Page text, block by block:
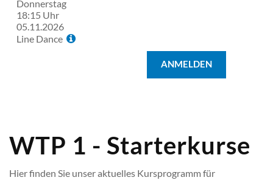
Donnerstag
18:15 Uhr
05.11.2026
Line Dance
ANMELDEN
WTP 1 - Starterkurse
Hier finden Sie unser aktuelles Kursprogramm für